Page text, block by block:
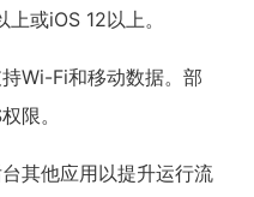
或iOS 12以上。
Wi-Fi和移动数据。部
限。
其他应用以提升运行流